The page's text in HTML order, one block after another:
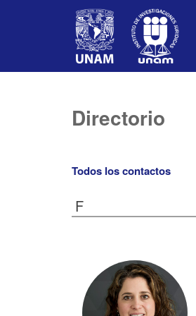
Directorio
Todos los contactos
F